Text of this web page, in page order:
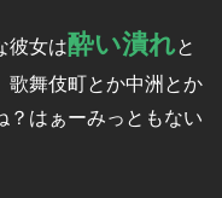
彼女は酔い潰れと
歌舞伎町とか中洲とか
？はぁーみっともない